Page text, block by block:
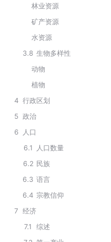
林业资源
矿产资源
水资源
3.8 生物多样性
动物
植物
4 行政区划
5 政治
6
人口
6.1
人口数量
6.2 民族
6.3 语言
6.4 宗教信仰
7 经济
7.1
综述